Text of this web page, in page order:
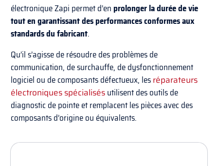
électronique Zapi permet d’en prolonger la durée de vie
tout en garantissant des performances conformes aux
standards du fabricant.
Qu’il s’agisse de résoudre des problèmes de
communication, de surchauffe, de dysfonctionnement
logiciel ou de composants défectueux, lesréparateurs
électroniques spécialisésutilisent des outils de
diagnostic de pointe et remplacent les pièces avec des
composants d’origine ou équivalents.